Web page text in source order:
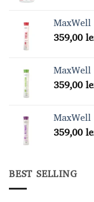
359,00
359,00
359,00
BEST SELLING